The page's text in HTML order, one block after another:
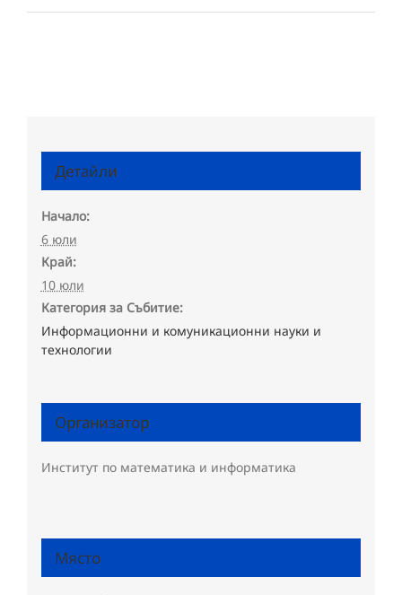
Детайли
Начало:
6 юли
Край:
10 юли
Категория за Събитие:
Информационни и комуникационни науки и
технологии
Организатор
Институт по математика и информатика
Място